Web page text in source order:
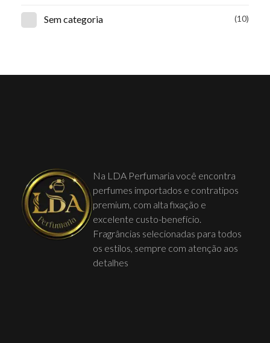
Sem categoria (10)
Na LDA Perfumaria você encontra
perfumes importados e contratipos
premium, com alta fixação e
excelente custo-benefício.
Fragrâncias selecionadas para todos
os estilos, sempre com atenção aos
detalhes